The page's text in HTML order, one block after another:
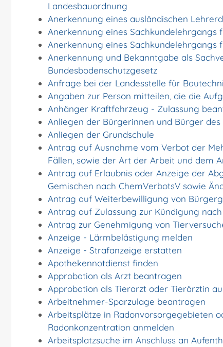
Landesbauordnung
Anerkennung eines ausländischen
Anerkennung eines Sachkundelehrgangs
Anerkennung eines Sachkundelehrgangs
Anerkennung und Bekanntgabe als
Bundesbodenschutzgesetz
Anfrage bei der Landesstelle für
Angaben zur Person mitteilen, die die
Anhänger Kraftfahrzeug - Zulassung
Anliegen der Bürgerinnen und Bürger
Anliegen der Grundschule
Antrag auf Ausnahme vom Verbot der
Fällen, sowie der Art der Arbeit und dem
Antrag auf Erlaubnis oder Anzeige der
Gemischen nach ChemVerbotsV sowie
Antrag auf Weiterbewilligung von
Antrag auf Zulassung zur Kündigung
Antrag zur Genehmigung von
Anzeige - Lärmbelästigung melden
Anzeige - Strafanzeige erstatten
Apothekennotdienst finden
Approbation als Arzt beantragen
Approbation als Tierarzt oder Tierärztin
Arbeitnehmer-Sparzulage beantragen
Arbeitsplätze in Radonvorsorgegebieten
Radonkonzentration anmelden
Arbeitsplatzsuche im Anschluss an